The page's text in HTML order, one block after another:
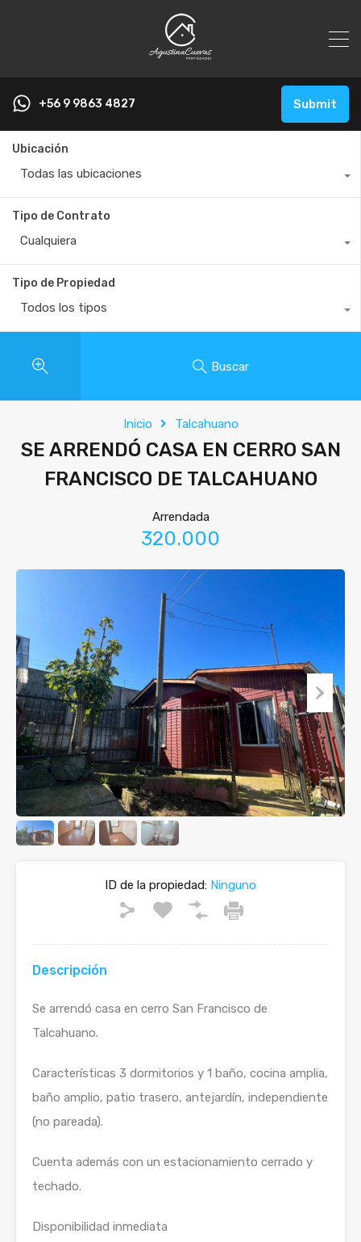
+56 9 9863 4827 Submit
Ubicación
Todas las ubicaciones
Tipo de Contrato
Cualquiera
Tipo de Propiedad
Todos los tipos
Buscar
Inicio Talcahuano
SE ARRENDÓ CASA EN CERRO SAN
FRANCISCO DE TALCAHUANO
Arrendada
320.000
ID de la propiedad: Ninguno
Descripción
Se arrendó casa en cerro San Francisco de
Talcahuano.
Características 3 dormitorios y 1 baño, cocina amplia,
baño amplio, patio trasero, antejardín, independiente
(no pareada).
Cuenta además con un estacionamiento cerrado y
techado.
Disponibilidad inmediata